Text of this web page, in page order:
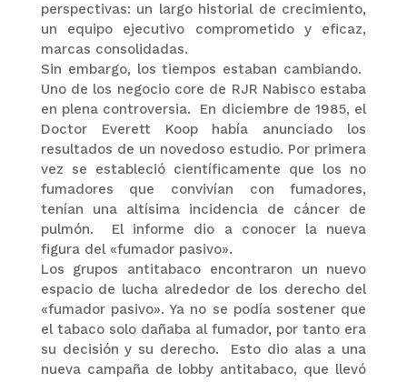
perspectivas: un largo historial de crecimiento,
un equipo ejecutivo comprometido y eficaz,
marcas consolidadas.
Sin embargo, los tiempos estaban cambiando.
Uno de los negocio core de RJR Nabisco estaba
en plena controversia. En diciembre de 1985, el
Doctor Everett Koop había anunciado los
resultados de un novedoso estudio. Por primera
vez se estableció científicamente que los no
fumadores que convivían con fumadores,
tenían una altísima incidencia de cáncer de
pulmón. El informe dio a conocer la nueva
figura del «fumador pasivo».
Los grupos antitabaco encontraron un nuevo
espacio de lucha alrededor de los derecho del
«fumador pasivo». Ya no se podía sostener que
el tabaco solo dañaba al fumador, por tanto era
su decisión y su derecho. Esto dio alas a una
nueva campaña de lobby antitabaco, que llevó